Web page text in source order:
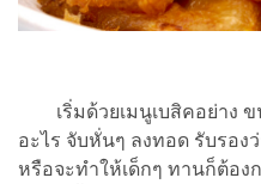
เริ่มด้วยเมนูเบสิคอย่าง ข
อะไร จับหั่นๆ ลงทอด รับรอง
หรือจะทำให้เด็กๆ ทานก็ต้อ